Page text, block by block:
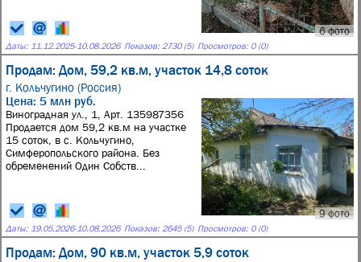
6 фото
Даты: 11.12.2025-10.08.2026 Показов: 2730 (5) Просмотров: 0 (0)
Продам: Дом, 59,2 кв.м, участок 14,8 соток
г. Кольчугино (Россия)
9 фото
Цена: 5 млн руб.
Виноградная ул., 1, Арт. 135987356
Продается дом 59,2 кв.м на участке
15 соток, в с. Кольчугино,
Симферопольского района. Без
обременений Один Собств...
Даты: 19.05.2026-10.08.2026 Показов: 2645 (5) Просмотров: 0 (0)
Продам: Дом, 90 кв.м, участок 5,9 соток